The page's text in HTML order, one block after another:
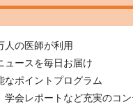
人の医師が利用
ュースを毎日お届け
なポイントプログラム
学会レポートなど充実のコ